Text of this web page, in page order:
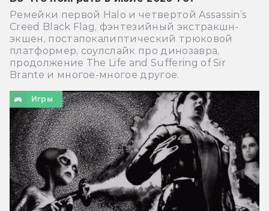
Ремейки первой Halo и четвертой Assassin’s
Creed Black Flag, фэнтезийный экстракшн-
экшен, постапокалиптический трюковой
платформер, соулслайк про динозавра,
продолжение The Life and Suffering of Sir
Brante и многое-многое другое.
Игры